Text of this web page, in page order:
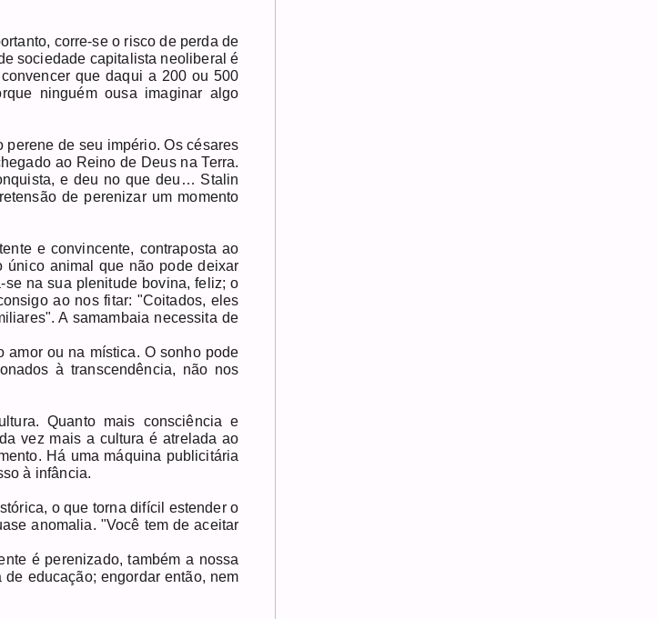
corre-se o risco de perda de
sociedade capitalista neoliberal é
que daqui a 200 ou 500
ninguém ousa imaginar algo
de seu império. Os césares
ao Reino de Deus na Terra.
e deu no que deu… Stalin
de perenizar um momento
e convincente, contraposta ao
único animal que não pode deixar
na sua plenitude bovina, feliz; o
ao nos fitar: "Coitados, eles
A samambaia necessita de
amor ou na mística. O sonho pode
à transcendência, não nos
Quanto mais consciência e
vez mais a cultura é atrelada ao
Há uma máquina publicitária
à infância.
o que torna difícil estender o
anomalia. "Você tem de aceitar
é perenizado, também a nossa
educação; engordar então, nem